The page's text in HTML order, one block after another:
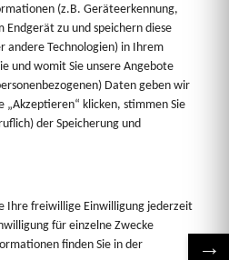
(z.B. Geräteerkennung,
zu und speichern diese
andere Technologien) in Ihrem
und womit Sie unsere Angebote
Daten geben wir
klicken, stimmen Sie
der Speicherung und
Ihre freiwillige Einwilligung jederzeit
für einzelne Zwecke
finden Sie in der
→